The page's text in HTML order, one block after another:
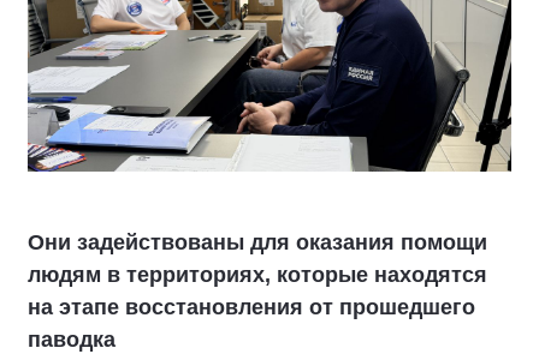
Они задействованы для оказания помощи
людям в территориях, которые находятся
на этапе восстановления от прошедшего
паводка